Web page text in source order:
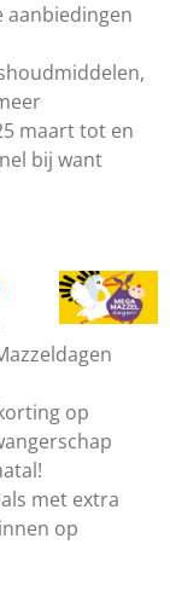
aanbiedingen
maart tot en
bij want
op
met extra
op